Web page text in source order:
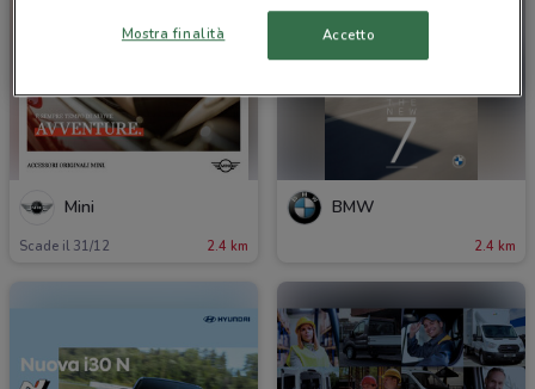
Mini
Scade il 31/12 2.4 km
BMW
2.4 km
Mostra finalità Accetto